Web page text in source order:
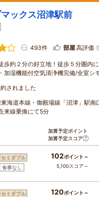
ックス沼津駅前
493件 部屋高評価
歩約２分の好立地！徒歩５分圏内
加湿機能付空気清浄機完備/全室シ
されました
海道本線・御殿場線「沼津」駅南
来線乗換にて5分
加算予定ポイント
加算予定スコア
セミダブル
食事なし
102ポイント～
5,100スコア～
セミダブル 120ポイント～